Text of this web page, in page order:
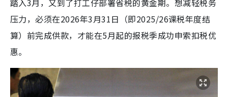
踏入3月，又到了打工仔部署省税的黄金期。想减轻税务
压力，必须在2026年3月31日（即2025/26课税年度结
算）前完成供款，才能在5月起的报税季成功申索扣税优
惠。